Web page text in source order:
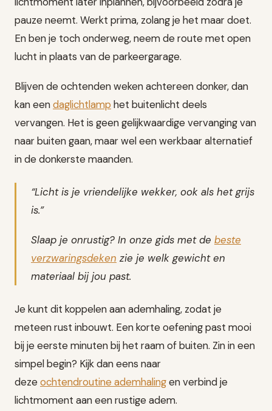
pauze neemt. Werkt prima, zolang je het maar doet.
En ben je toch onderweg, neem de route met open
lucht in plaats van de parkeergarage.
Blijven de ochtenden weken achtereen donker, dan
kan eendaglichtlamp het buitenlicht deels
vervangen. Het is geen gelijkwaardige vervanging van
naar buiten gaan, maar wel een werkbaar alternatief
in de donkerste maanden.
“Licht is je vriendelijke wekker, ook als het grijs
is.”
Slaap je onrustig? In onze gids met de beste
verzwaringsdeken zie je welk gewicht en
materiaal bij jou past.
Je kunt dit koppelen aan ademhaling, zodat je
meteen rust inbouwt. Een korte oefening past mooi
bij je eerste minuten bij het raam of buiten. Zin in een
simpel begin? Kijk dan eens naar
dezeochtendroutine ademhalingen verbind je
lichtmoment aan een rustige adem.